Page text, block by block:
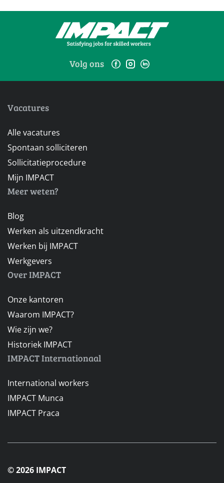
Volg ons
Vacatures
Alle vacatures
Spontaan solliciteren
Sollicitatieprocedure
Mijn IMPACT
Meer weten?
Blog
Werken als uitzendkracht
Werken bij IMPACT
Werkgevers
Over IMPACT
Onze kantoren
Waarom IMPACT?
Wie zijn we?
Historiek IMPACT
IMPACT Internationaal
International workers
IMPACT Munca
IMPACT Praca
© 2026 IMPACT